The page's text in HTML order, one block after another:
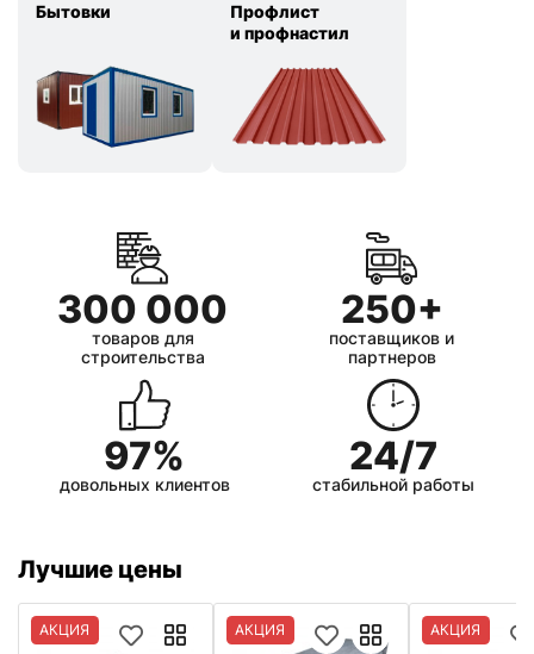
Бытовки
Профлист
и профнастил
300 000
товаров для
строительства
250+
поставщиков и
партнеров
97%
довольных клиентов
24/7
стабильной работы
Лучшие цены
АКЦИЯ АКЦИЯ АКЦИЯ